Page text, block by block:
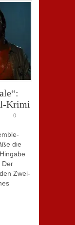
Krimi
0
die
Der
Zwei-